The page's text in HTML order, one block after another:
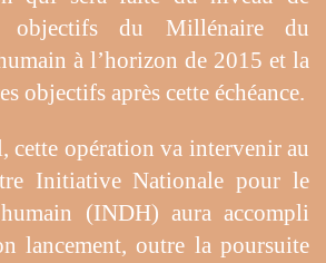
objectifs du Millénaire du
à l’horizon de 2015 et la
objectifs après cette échéance.
cette opération va intervenir au
Initiative Nationale pour le
(INDH) aura accompli
lancement, outre la poursuite